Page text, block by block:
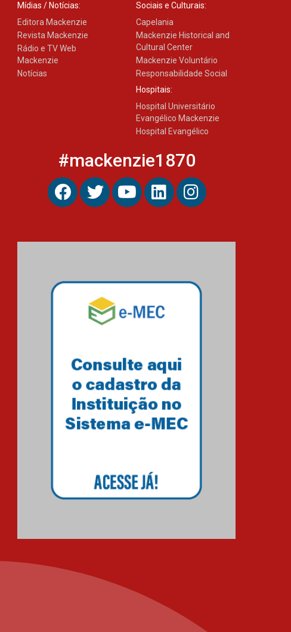
Mídias / Notícias:
Editora Mackenzie
Revista Mackenzie
Rádio e TV Web
Mackenzie
Notícias
Sociais e Culturais:
Capelania
Mackenzie Historical and
Cultural Center
Mackenzie Voluntário
Responsabilidade Social
Hospitais:
Hospital Universitário
Evangélico Mackenzie
Hospital Evangélico
#mackenzie1870